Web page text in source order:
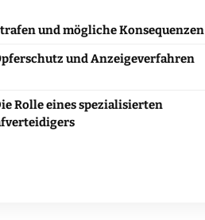
und mögliche Konsequenzen
und Anzeigeverfahren
Rolle eines spezialisierten